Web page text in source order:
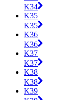
K34
K35
K35
K36
K36
K37
K37
K38
K38
K39